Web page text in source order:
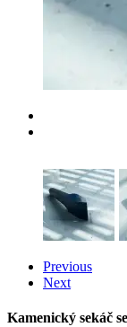
Previous
Next
Kamenický sekáč